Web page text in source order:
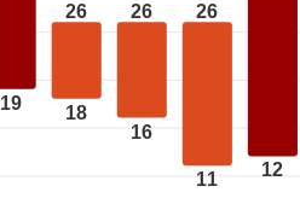
19
26
18
26
16
26
11 12